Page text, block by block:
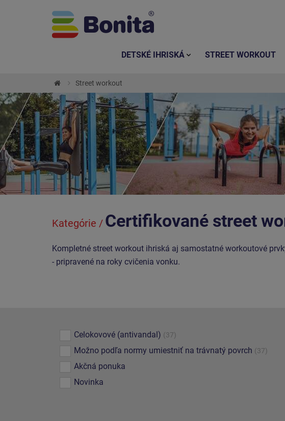
Street workout
Kategórie / Certifikované street
Kompletné street workout ihriská aj samostatné workoutové
- pripravené na roky cvičenia vonku.
Celokovové (antivandal) (37)
Možno podľa normy umiestniť na trávnatý povrch (37)
Akčná ponuka
Novinka
DETSKÉ IHRISKÁ STREET WORKOUT